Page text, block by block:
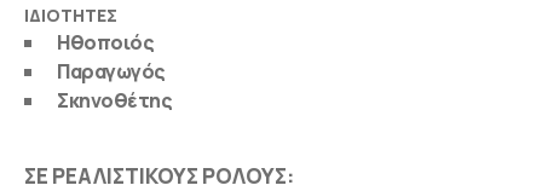
ΙΔΙΌΤΗΤΕΣ
Ηθοποιός
Παραγωγός
Σκηνοθέτης
ΣΕ ΡΕΑΛΙΣΤΙΚΟΎΣ ΡΌΛΟΥΣ: